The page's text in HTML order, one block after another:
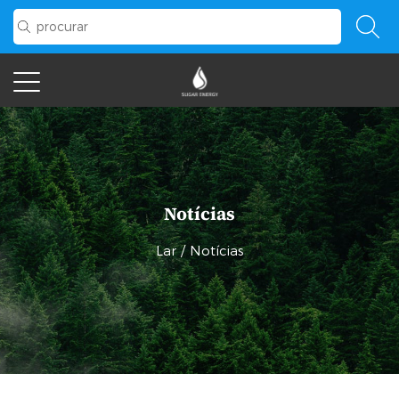
Notícias
Lar/ Notícias